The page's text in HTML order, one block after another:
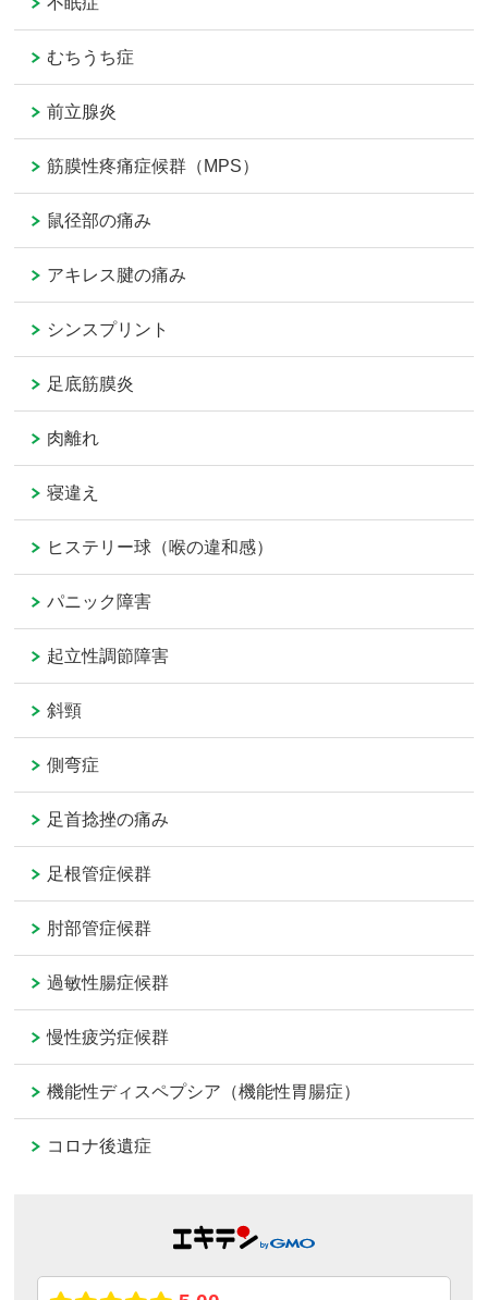
むちうち症
前立腺炎
筋膜性疼痛症候群（MPS）
鼠径部の痛み
アキレス腱の痛み
シンスプリント
足底筋膜炎
肉離れ
寝違え
ヒステリー球（喉の違和感）
パニック障害
起立性調節障害
斜頸
側弯症
足首捻挫の痛み
足根管症候群
肘部管症候群
過敏性腸症候群
慢性疲労症候群
機能性ディスペプシア（機能性胃腸症）
コロナ後遺症